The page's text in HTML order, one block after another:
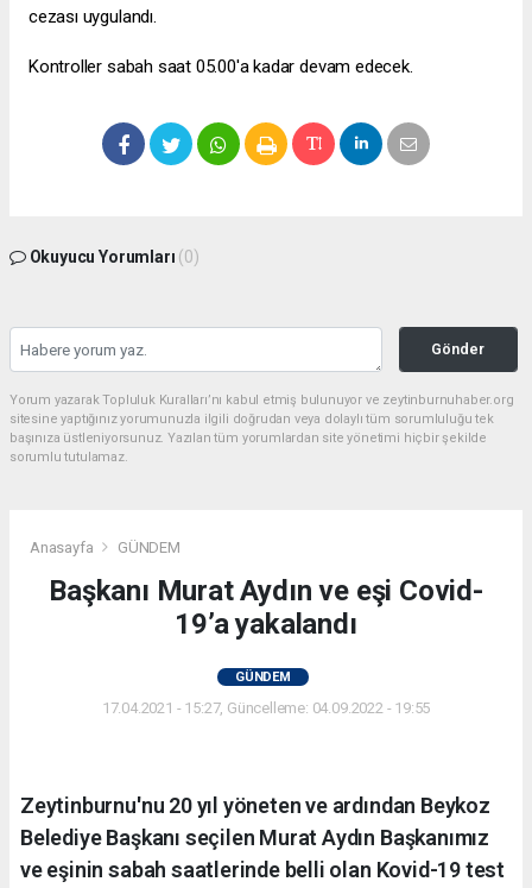
cezası uygulandı.
Kontroller sabah saat 05.00'a kadar devam edecek.
Okuyucu Yorumları (0)
Gönder
Yorum yazarak Topluluk Kuralları’nı kabul etmiş bulunuyor ve zeytinburnuhaber.org
sitesine yaptığınız yorumunuzla ilgili doğrudan veya dolaylı tüm sorumluluğu tek
başınıza üstleniyorsunuz. Yazılan tüm yorumlardan site yönetimi hiçbir şekilde
sorumlu tutulamaz.
Anasayfa GÜNDEM
Başkanı Murat Aydın ve eşi Covid-
19’a yakalandı
GÜNDEM
17.04.2021 - 15:27, Güncelleme: 04.09.2022 - 19:55
Zeytinburnu'nu 20 yıl yöneten ve ardından Beykoz
Belediye Başkanı seçilen Murat Aydın Başkanımız
ve eşinin sabah saatlerinde belli olan Kovid-19 test